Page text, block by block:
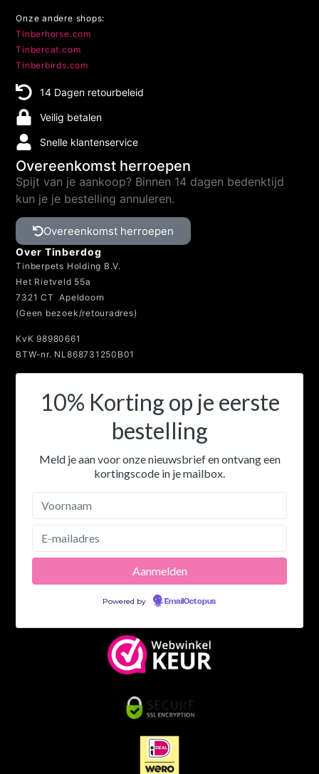
Onze andere shops:
Tinberhorse.com
Tinbercat.com
Tinberbirds.com
14 Dagen retourbeleid
Veilig betalen
Snelle klantenservice
Overeenkomst herroepen
Spijt van je aankoop? Binnen 14 dagen bedenktijd
kun je je bestelling annuleren.
Overeenkomst herroepen
Over Tinberdog
Tinberpets Holding B.V.
Het Rietveld 55a
7321 CT Apeldoorn
(Geen bezoek/retouradres)
KvK 98980661
BTW-nr. NL868731250B01
10% Korting op je eerste
bestelling
Meld je aan voor onze nieuwsbrief en ontvang een
kortingscode in je mailbox.
Powered by EmailOctopus